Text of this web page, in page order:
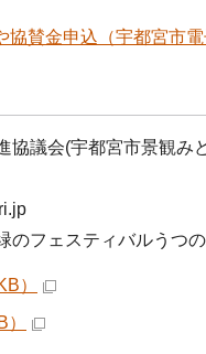
賛金申込（宇都宮市電
協議会(宇都宮市景観み
のフェスティバルうつ
）